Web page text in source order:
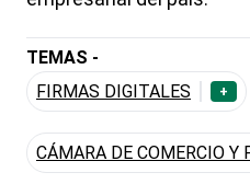
TEMAS -
FIRMAS DIGITALES
+
CÁMARA DE COMERCIO Y